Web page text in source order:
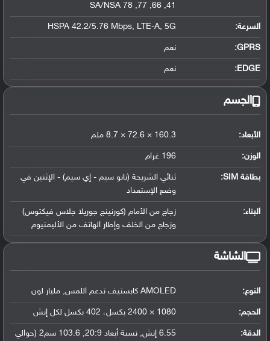
41, 66, 77, 78 SA/NSA
السرعة: HSPA 42.2/5.76 Mbps, LTE-A, 5G
GPRS: نعم
EDGE: نعم
الجسم
الأبعاد: 160.3 × 72.6 × 8.7 ملم
الوزن: 196 غرام
بطاقة SIM:
ثنائي الشريحة (نانو سيم - إي سيم) - الإثنين في
وضع الإستعداد
البناء:
زجاج من الأمام (كورنينج جوريلا جلاس فيكتوس)
وزجاج من الخلف وإطار الهاتف من الأليمنيوم
الشاشة
النوع: AMOLED كابستيف تدعم اللمس, مليار لون
الحجم: 1080 × 2400 بكسل، 402 بكسل لكل إنش
الدقة:
6.55 إنش, نسبة أبعاد 20:9, 103.6 سم2 (حوالي